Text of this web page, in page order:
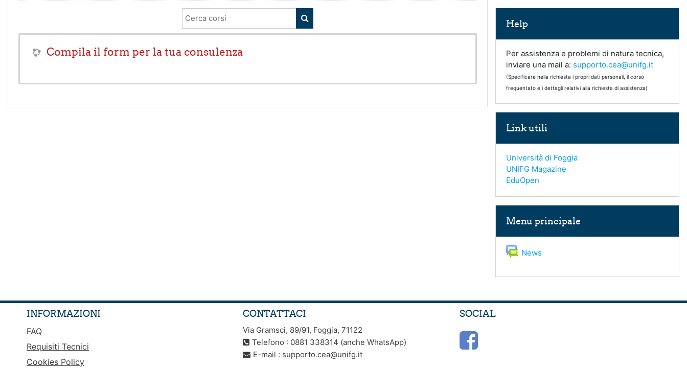
Cerca corsi CERCA CORSI
Compila il form per la tua consulenza
Help
Per assistenza e problemi di natura tecnica,
inviare una mail a: supporto.cea@unifg.it
(Specificare nella richiesta i propri dati personali, il corso
frequentato e i dettagli relativi alla richiesta di assistenza)
Link utili
Università di Foggia
UNIFG Magazine
EduOpen
Menu principale
News
INFORMAZIONI
FAQ
Requisiti Tecnici
Cookies Policy
CONTATTACI
Via Gramsci, 89/91, Foggia, 71122
Telefono : 0881 338314 (anche WhatsApp)
E-mail : supporto.cea@unifg.it
SOCIAL